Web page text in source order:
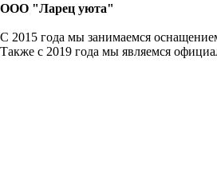
ООО "Ларец уюта"
С 2015 года мы занимаемся
Также с 2019 года мы являемся